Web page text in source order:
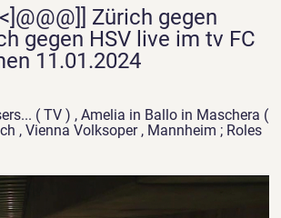
Zürich gegen
gegen HSV live im tv FC
11.01.2024
, Vienna Volksoper , Mannheim ; Roles